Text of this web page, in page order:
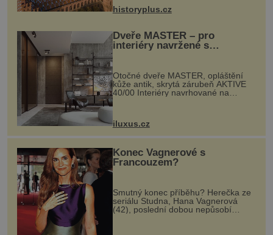
historyplus.cz
Dveře MASTER – pro
interiéry navržené s
rozumem i vášní!
Otočné dveře MASTER, opláštění
kůže antik, skrytá zárubeň AKTIVE
40/00 Interiéry navrhované na
zakázku často vyžadují atypické
rozměry nejen nábytku, ale i
dnes umož...
iluxus.cz
Konec Vagnerové s
Francouzem?
Smutný konec příběhu? Herečka ze
seriálu Studna, Hana Vagnerová
(42), poslední dobou nepůsobí